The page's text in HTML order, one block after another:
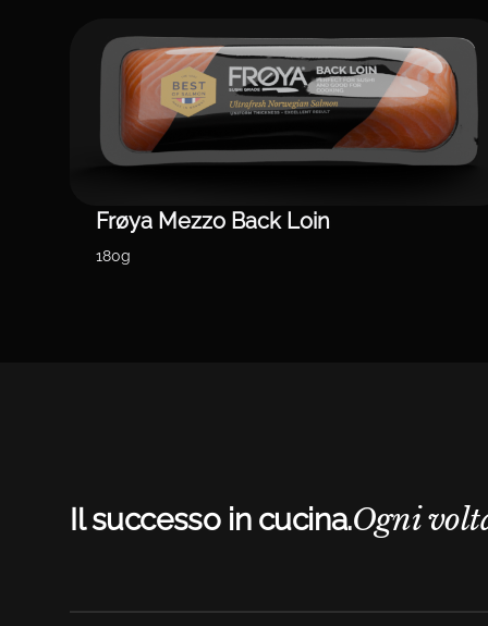
Frøya Mezzo Back Loin
180g
Il successo in cucina.Ogni